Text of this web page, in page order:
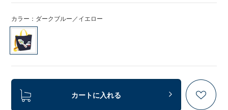
カラー：ダークブルー／イエロー
カートに入れる